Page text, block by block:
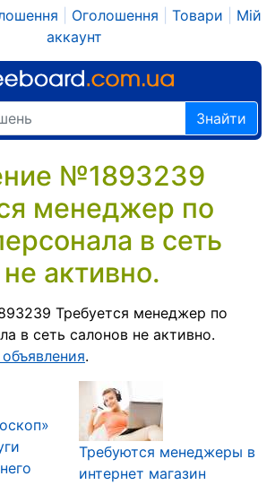
Оголошення Товари
Мій
аккаунт
Знайти
№1893239
менеджер по
в сеть
активно.
Требуется менеджер по
в сеть салонов не активно.
.
Требуются менеджеры в
интернет магазин